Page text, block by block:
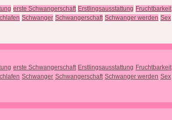
erste Schwangerschaft Erstlingsausstattung Fruchtbarkeit
Schwanger Schwangerschaft Schwanger werden Sex
erste Schwangerschaft Erstlingsausstattung Fruchtbarkeit
Schwanger Schwangerschaft Schwanger werden Sex